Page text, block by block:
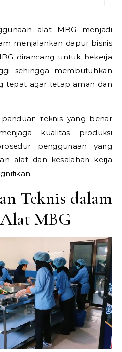
menjalankan dapur bisnis
dirancang untuk bekerja
sehingga membutuhkan
tepat agar tetap aman dan
teknis yang benar
kualitas produksi
penggunaan yang
alat dan kesalahan kerja
Teknis dalam
MBG